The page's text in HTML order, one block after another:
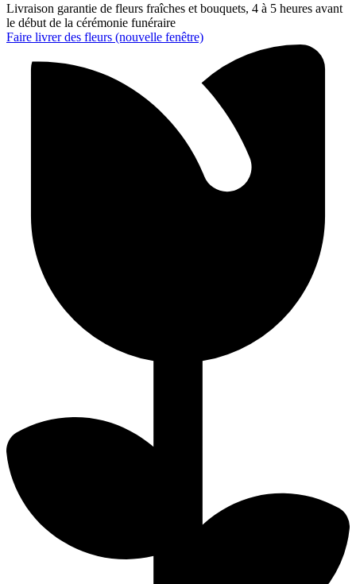
Livraison garantie de fleurs fraîches et bouquets, 4 à 5 heures avant
le début de la cérémonie funéraire
Faire livrer des fleurs (nouvelle fenêtre)